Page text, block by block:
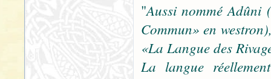
"Aussi nommé Adûni
Commun» en
«La Langue des
La langue